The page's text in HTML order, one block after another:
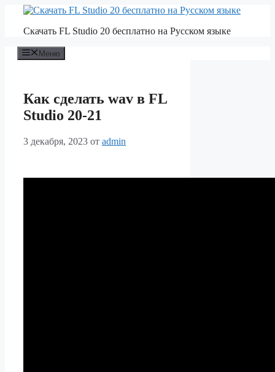
Перейти
содержимому
Скачать FL Studio 20 бесплатно на Русском языке
Меню
Как сделать wav в FL
Studio 20-21
3 декабря, 2023 от admin